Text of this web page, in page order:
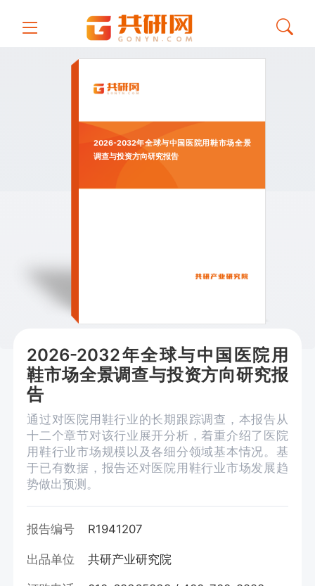
2026-2032年全球与中国医院用鞋市场全景
调查与投资方向研究报告
2026-2032年全球与中国医院用
鞋市场全景调查与投资方向研究报
告
通过对医院用鞋行业的长期跟踪调查，本报告从
十二个章节对该行业展开分析，着重介绍了医院
用鞋行业市场规模以及各细分领域基本情况。基
于已有数据，报告还对医院用鞋行业市场发展趋
势做出预测。
报告编号 R1941207
出品单位 共研产业研究院